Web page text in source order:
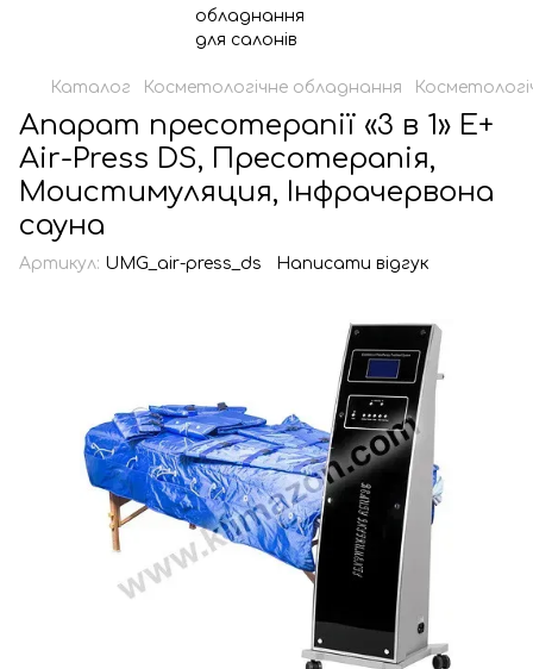
Каталог Косметологічне обладнання
Апарат пресотерапії «3 в 1» Е+
Air-Press DS, Пресотерапія,
Моистимуляция, Інфрачервона
сауна
Артикул: UMG_air-press_ds Написати відгук